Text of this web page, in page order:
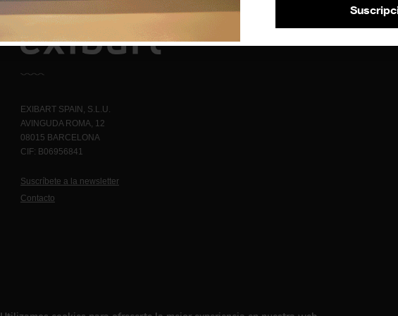
EXIBART SPAIN, S.L.U.
AVINGUDA ROMA, 12
08015 BARCELONA
CIF: B06956841
Suscríbete a la newsletter
Contacto